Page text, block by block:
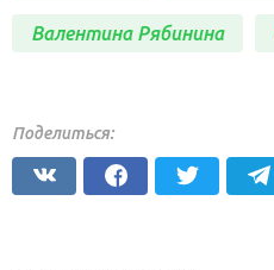
Валентина Рябинина
Поделиться: